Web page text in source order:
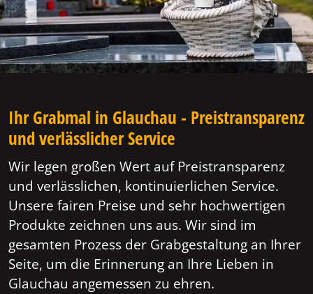
Ihr Grabmal in Glauchau - Preistransparenz
und verlässlicher Service
Wir legen großen Wert auf Preistransparenz
und verlässlichen, kontinuierlichen Service.
Unsere fairen Preise und sehr hochwertigen
Produkte zeichnen uns aus. Wir sind im
gesamten Prozess der Grabgestaltung an Ihrer
Seite, um die Erinnerung an Ihre Lieben in
Glauchau angemessen zu ehren.